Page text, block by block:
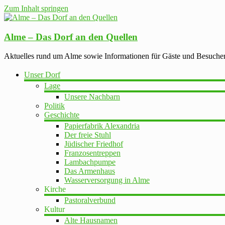
Zum Inhalt springen
Alme – Das Dorf an den Quellen
Aktuelles rund um Alme sowie Informationen für Gäste und
Unser Dorf
Lage
Unsere Nachbarn
Politik
Geschichte
Papierfabrik Alexandria
Der freie Stuhl
Jüdischer Friedhof
Franzosentreppen
Lambachpumpe
Das Armenhaus
Wasserversorgung in Alme
Kirche
Pastoralverbund
Kultur
Alte Hausnamen